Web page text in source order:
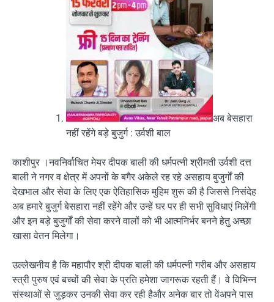
अब बेसहारा
नहीं रहेंगे बड़े बुजुर्ग : उर्वशी बाल
काशीपुर ।नवनिर्वाचित मेयर दीपक बाली की धर्मपत्नी श्रीमती उर्वशी दत्त
बाली ने नगर व क्षेत्र में अपनों के बगैर अकेले रह रहे असहाय बुजुर्गों की
देखभाल और सेवा के लिए एक ऐतिहासिक मुहिम शुरू की है जिससे निसंदेह
अब हमारे बुजुर्ग बेसहारा नहीं रहेंगे और उन्हें घर पर ही सभी सुविधाएं मिलेंगी
और इन बड़े बुजुर्गों की सेवा करने वालों को भी आत्मनिर्भर बनने हेतु अच्छा
खासा वेतन मिलेगा।
उल्लेखनीय है कि महापौर श्री दीपक बाली की धर्मपत्नी गरीब और असहाय
स्त्री पुरुष एवं बच्चों की सेवा के प्रति हमेशा जागरूक रहती हैं। वे विभिन्न
संस्थाओं से जुड़कर उनकी सेवा कर रही हैऔर अनेक बार तो वेंअपने पास